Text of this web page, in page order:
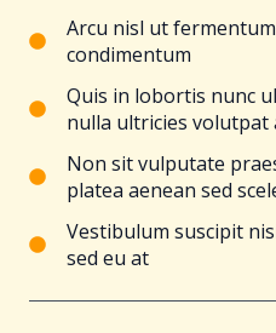
Arcu nisl ut
condimentum
Quis in lobortis nunc
nulla ultricies volutpat
Non sit vulputate
platea aenean sed
Vestibulum suscipit
sed eu at